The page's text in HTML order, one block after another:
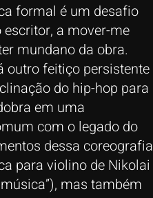
formal é um desafio
a mover-me
mundano da obra.
outro feitiço persistente
do hip-hop para
em uma
com o legado do
dessa coreografia
para violino de Nikolai
mas também